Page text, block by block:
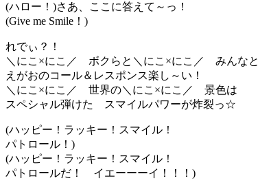
(ハロー！)さあ、ここに答えて～っ！
(Give me Smile！)
れでぃ？！
＼にこ×にこ／ ボクらと＼にこ×にこ／ みんなと
えがおのコール＆レスポンス楽し～い！
＼にこ×にこ／ 世界の＼にこ×にこ／ 景色は
スペシャル弾けた スマイルパワーが炸裂っ☆
(ハッピー！ラッキー！スマイル！
パトロール！)
(ハッピー！ラッキー！スマイル！
パトロールだ！ イエーーーイ！！！)